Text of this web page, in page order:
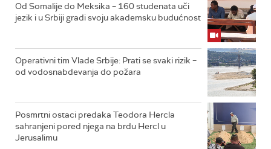
Od Somalije do Meksika – 160 studenata uči
jezik i u Srbiji gradi svoju akademsku budućnost
Operativni tim Vlade Srbije: Prati se svaki rizik –
od vodosnabdevanja do požara
Posmrtni ostaci predaka Teodora Hercla
sahranjeni pored njega na brdu Hercl u
Jerusalimu